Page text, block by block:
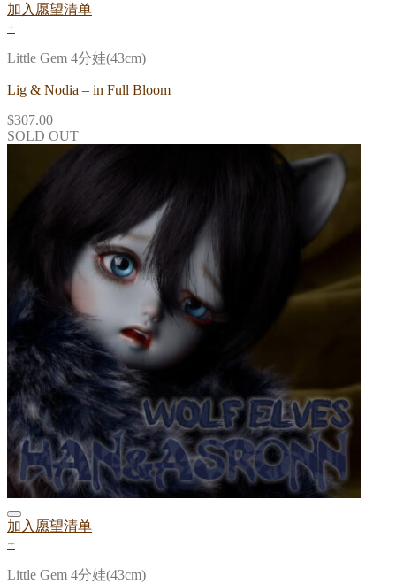
加入愿望清单
+
Little Gem 4分娃(43cm)
Lig & Nodia – in Full Bloom
$307.00
SOLD OUT
加入愿望清单
+
Little Gem 4分娃(43cm)